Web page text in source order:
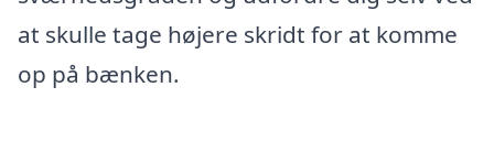
at skulle tage højere skridt for at komme
op på bænken.